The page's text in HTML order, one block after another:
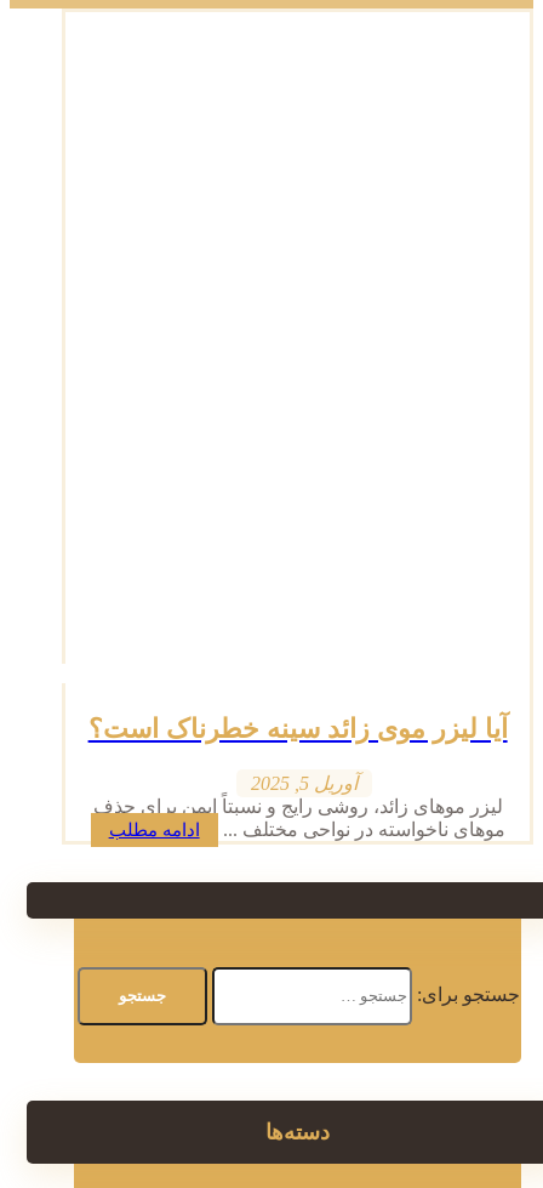
آیا لیزر موی زائد سینه خطرناک است؟
آوریل 5, 2025
لیزر موهای زائد، روشی رایج و نسبتاً ایمن برای حذف
موهای ناخواسته در نواحی مختلف ...
ادامه مطلب
جستجو برای:
دسته‌ها